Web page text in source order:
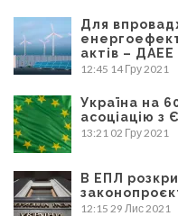
Для
актів – ДАЕЕ
12:45 14 Гру 2021
Україна на
асоціацію з
13:21 02 Гру 2021
В ЕПЛ
12:15 29 Лис 2021